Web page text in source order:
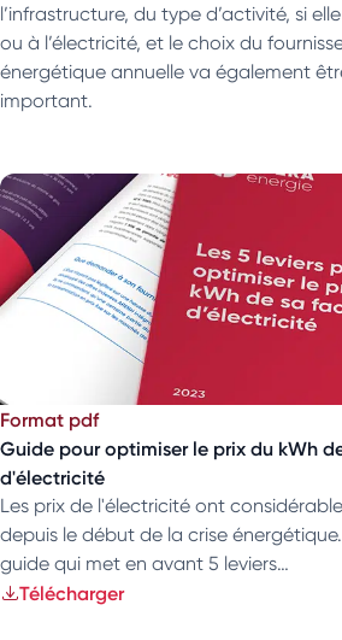
l’infrastructure, du type d’activité, si
ou à l’électricité, et le choix du
énergétique annuelle va également
important.
Format pdf
Guide pour optimiser le prix du kWh
d'électricité
Les prix de l'électricité ont
depuis le début de la crise
guide qui met en avant 5 leviers…
Télécharger